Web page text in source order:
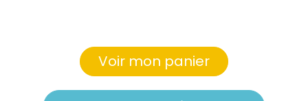
Voir mon panier